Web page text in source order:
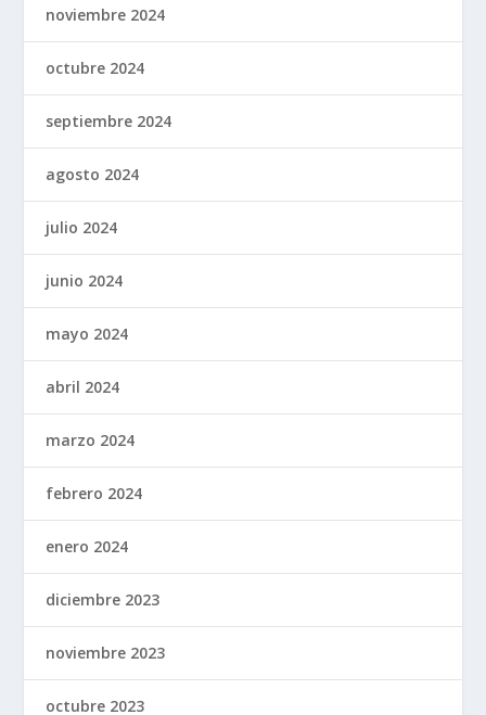
noviembre 2024
octubre 2024
septiembre 2024
agosto 2024
julio 2024
junio 2024
mayo 2024
abril 2024
marzo 2024
febrero 2024
enero 2024
diciembre 2023
noviembre 2023
octubre 2023